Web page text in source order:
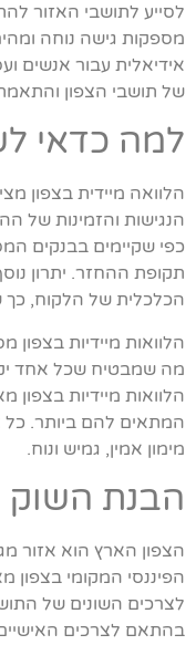
לסייע לתושבי האזור
מספקות גישה נוחה
אידיאלית עבור אנשים
של תושבי הצפון
למה כדאי
הלוואה מיידית בצפון
הנגישות והזמינות של
כפי שקיימים בבנקים
תקופת ההחזר. יתרון
הכלכלית של הלקוח, כך
הלוואות מיידיות
מה שמבטיח שכל אחד
הלוואות מיידיות
המתאים להם ביותר. כל
מימון אמין, גמיש ונוח.
הבנת השוק
הצפון הארץ הוא אזור
הפיננסי המקומי בצפון
לצרכים השונים של
בהתאם לצרכים